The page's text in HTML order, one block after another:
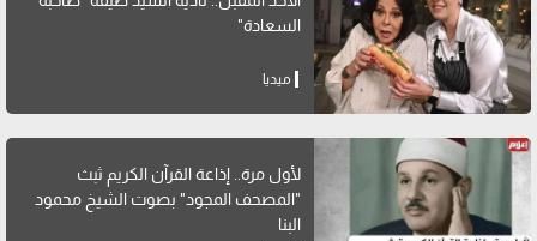
السعادة"
ميديا
لأول مرة.. إذاعة القرآن الكريم ثبث
"المصحف المجود" بصوت الشيخ محمود
البنا